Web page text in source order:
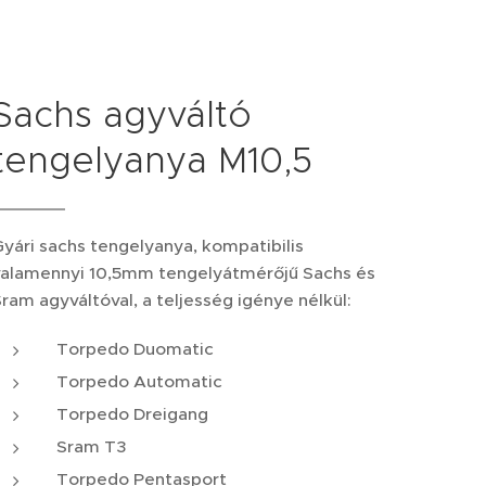
agyváltó
M10,5
sachs tengelyanya, kompatibilis
10,5mm tengelyátmérőjű Sachs és
agyváltóval, a teljesség igénye nélkül:
Torpedo Duomatic
Torpedo Automatic
Torpedo Dreigang
Sram T3
Torpedo Pentasport